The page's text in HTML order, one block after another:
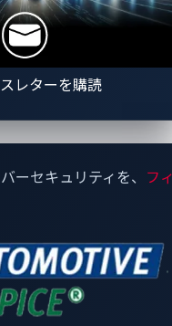
レターを購読
ーセキュリティを、
フ
競技にお
ーニングや競技会の
用されています。そ
ームワークは、DEF
同で立ち上げた
VCC 2025上位
Japan VCC 2025な
ャー・ザ・フラッグ